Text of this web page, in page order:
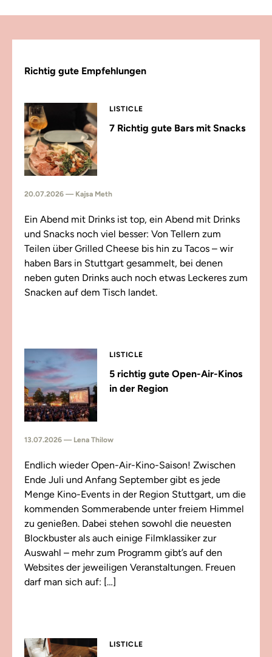
Richtig gute Empfehlungen
LISTICLE
7 Richtig gute Bars mit Snacks
20.07.2026 — Kajsa Meth
Ein Abend mit Drinks ist top, ein Abend mit Drinks
und Snacks noch viel besser: Von Tellern zum
Teilen über Grilled Cheese bis hin zu Tacos – wir
haben Bars in Stuttgart gesammelt, bei denen
neben guten Drinks auch noch etwas Leckeres zum
Snacken auf dem Tisch landet.
LISTICLE
5 richtig gute Open-Air-Kinos
in der Region
13.07.2026 — Lena Thilow
Endlich wieder Open-Air-Kino-Saison! Zwischen
Ende Juli und Anfang September gibt es jede
Menge Kino-Events in der Region Stuttgart, um die
kommenden Sommerabende unter freiem Himmel
zu genießen. Dabei stehen sowohl die neuesten
Blockbuster als auch einige Filmklassiker zur
Auswahl – mehr zum Programm gibt’s auf den
Websites der jeweiligen Veranstaltungen. Freuen
darf man sich auf: […]
LISTICLE